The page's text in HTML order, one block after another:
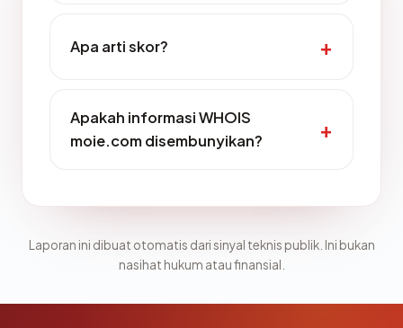
Apa arti skor?
Apakah informasi WHOIS
moie.com disembunyikan?
Laporan ini dibuat otomatis dari sinyal teknis publik. Ini bukan
nasihat hukum atau finansial.